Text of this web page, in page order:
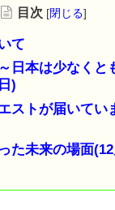
目次 [閉じる]
て
日本は少なくと
)
ストが届いてい
た未来の場面